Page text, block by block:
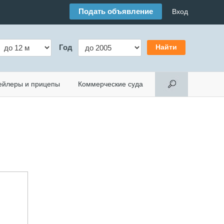
Подать объявление Вход
Год
и прицепы Коммерческие суда